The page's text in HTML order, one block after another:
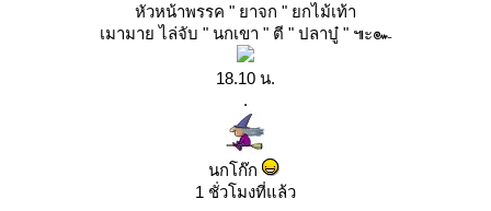
หัวหน้าพรรค " ยาจก " ยกไม้เท้า
เมามาย ไล่จับ " นกเขา " ตี " ปลาบู๋ " ๚ะ๛
18.10 น.
.
นกโก๊ก
1 ชั่วโมงที่แล้ว